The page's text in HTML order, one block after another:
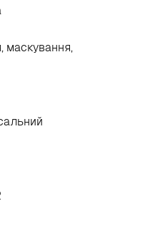
маскування,